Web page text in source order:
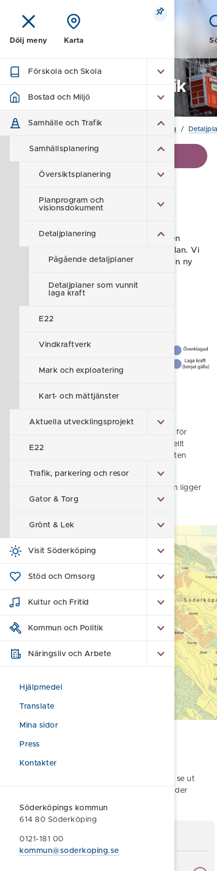
Meny
Dölj meny Karta
Förskola och Skola
Bostad och Miljö
Samhälle och Trafik
Samhällsplanering
Översiktsplanering
Planprogram och
visionsdokument
Detaljplanering
Pågående detaljplaner
Detaljplaner som vunnit
laga kraft
E22
Vindkraftverk
Mark och exploatering
Kart- och mättjänster
Aktuella utvecklingsprojekt
E22
Trafik, parkering och resor
Gator & Torg
Grönt & Lek
Visit Söderköping
Stöd och Omsorg
Kultur och Fritid
Kommun och Politik
Näringsliv och Arbete
Hjälpmedel
Translate
Mina sidor
Press
Kontakter
Söderköpings kommun
614 80 Söderköping
0121-181 00
kommun@soderkoping.se
Samhälle och Trafik
Hem Samhällsplanering /
Högby 1:108 m.fl.
(Västra infarten)
Samhällsbyggnadsnämnden beslutade den
2020-03-04 § 22 att pröva en ny detaljplan. Vi
har nu påbörjat arbetet med att ta fram en ny
(Västra infarten).
Syftet med planläggningen är att möjliggöra för
trafiknära service, verksamheter och eventuellt
ridanläggning i anlustning till den västra infarten
Vi genomför nu nödvändiga utredningar som ligger
till grund över vad som ska tillåtas i den nya
Klicka här för större bild
Mer information om hur detaljplanen föreslås se ut
och tillfälle att lämna synpunkter kommer under
Frågor och svar